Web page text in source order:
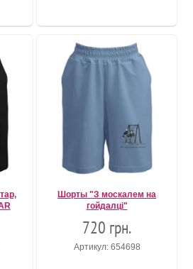
Шорты "З москалем на
гойдалцi"
720 грн.
Артикул: 654698